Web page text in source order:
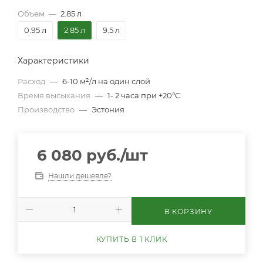
Объем — 2.85 л
0.95 л
2.85 л 9.5 л
Характеристики
Расход — 6-10 м²/л на один слой
Время высыхания — 1- 2 часа при +20°C
Производство — Эстония
6 080 руб./шт
Нашли дешевле?
В КОРЗИНУ
КУПИТЬ В 1 КЛИК